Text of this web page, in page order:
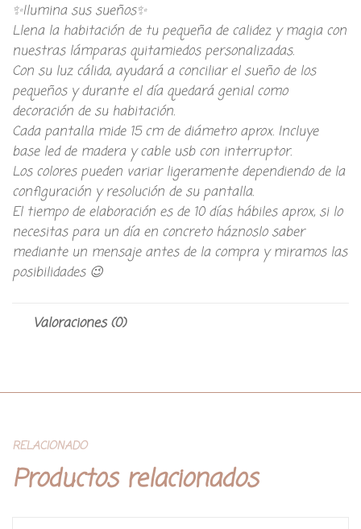
✨Ilumina sus sueños✨
Llena la habitación de tu pequeña de calidez y magia con
nuestras lámparas quitamiedos personalizadas.
Con su luz cálida, ayudará a conciliar el sueño de los
pequeños y durante el día quedará genial como
decoración de su habitación.
Cada pantalla mide 15 cm de diámetro aprox. Incluye
base led de madera y cable usb con interruptor.
Los colores pueden variar ligeramente dependiendo de la
configuración y resolución de su pantalla.
El tiempo de elaboración es de 10 días hábiles aprox, si lo
necesitas para un día en concreto háznoslo saber
mediante un mensaje antes de la compra y miramos las
posibilidades 😉
Valoraciones (0)
RELACIONADO
Productos relacionados